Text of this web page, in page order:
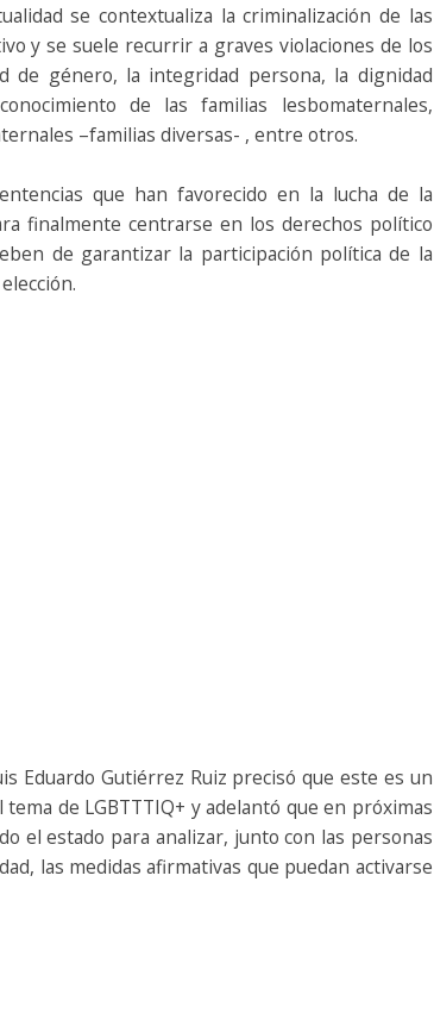
se contextualiza la criminalización de las
y se suele recurrir a graves violaciones de los
de género, la integridad persona, la dignidad
de las familias lesbomaternales,
–familias diversas- , entre otros.
que han favorecido en la lucha de la
finalmente centrarse en los derechos político
de garantizar la participación política de la
Eduardo Gutiérrez Ruiz precisó que este es un
de LGBTTTIQ+ y adelantó que en próximas
el estado para analizar, junto con las personas
las medidas afirmativas que puedan activarse